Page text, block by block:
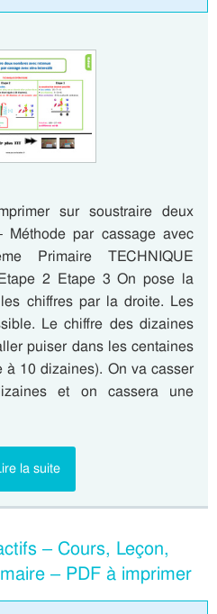
sur soustraire deux
Méthode par cassage avec
Primaire TECHNIQUE
2 Etape 3 On pose la
chiffres par la droite. Les
Le chiffre des dizaines
puiser dans les centaines
à 10 dizaines). On va casser
et on cassera une
la suite
– Cours, Leçon,
– PDF à imprimer